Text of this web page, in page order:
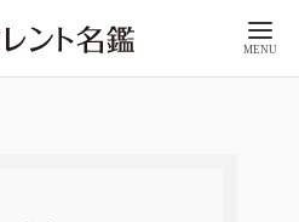
MENU